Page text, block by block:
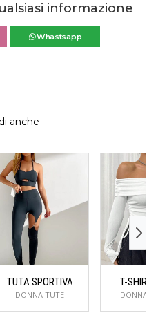
informazione
Whastsapp
anche
TUTA SPORTIVA
DONNA TUTE
T-SHIRT &
DONNA T-